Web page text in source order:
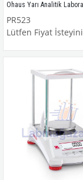
PR523
Lütfen Fiyat